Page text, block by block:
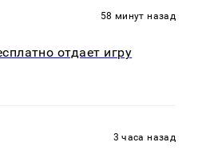
58 минут назад
отдает игру
3 часа назад